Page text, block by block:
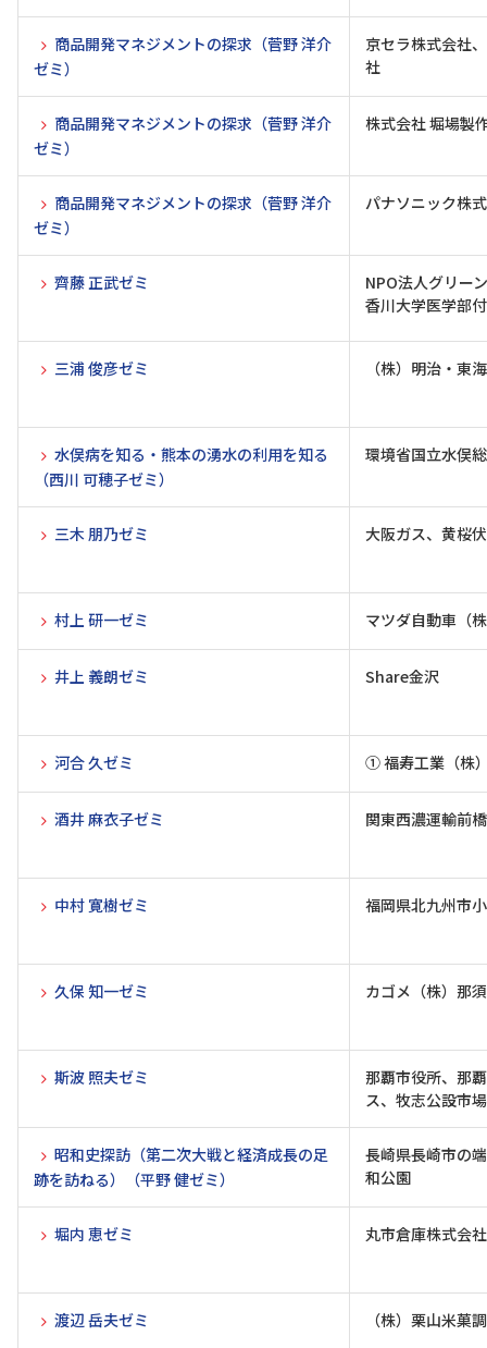
商品開発マネジメントの探求（菅野 洋介
ゼミ）
京セラ株式会社
社
商品開発マネジメントの探求（菅野 洋介
ゼミ）
株式会社 堀場製
商品開発マネジメントの探求（菅野 洋介
ゼミ）
パナソニック株
齊藤 正武ゼミ
NPO法人グリー
香川大学医学部
三浦 俊彦ゼミ （株）明治・東
水俣病を知る・熊本の湧水の利用を知る
（西川 可穂子ゼミ）
環境省国立水俣
三木 朋乃ゼミ 大阪ガス、黄桜
村上 研一ゼミ マツダ自動車（
井上 義朗ゼミ Share金沢
河合 久ゼミ ① 福寿工業（株
酒井 麻衣子ゼミ 関東西濃運輸前
中村 寛樹ゼミ 福岡県北九州市
久保 知一ゼミ カゴメ（株）那
斯波 照夫ゼミ
那覇市役所、那
ス、牧志公設市
昭和史探訪（第二次大戦と経済成長の足
跡を訪ねる）（平野 健ゼミ）
長崎県長崎市の
和公園
堀内 恵ゼミ 丸市倉庫株式会
渡辺 岳夫ゼミ （株）栗山米菓